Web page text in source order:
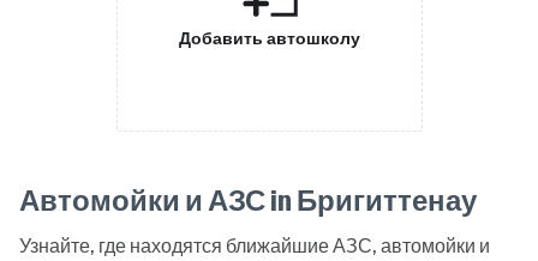
Добавить автошколу
Автомойки и АЗС in Бригиттенау
Узнайте, где находятся ближайшие АЗС, автомойки и